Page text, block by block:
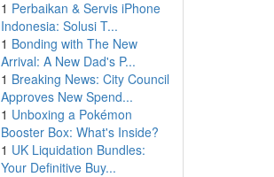
1 Perbaikan & Servis iPhone
Indonesia: Solusi T...
1 Bonding with The New
Arrival: A New Dad's P...
1 Breaking News: City Council
Approves New Spend...
1 Unboxing a Pokémon
Booster Box: What's Inside?
1 UK Liquidation Bundles:
Your Definitive Buy...